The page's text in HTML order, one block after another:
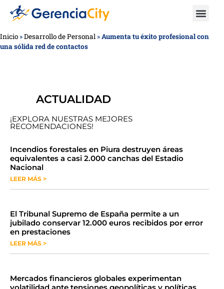
Inicio »Desarrollo de Personal »Aumenta tu éxito profesional con
una sólida red de contactos
ACTUALIDAD
¡EXPLORA NUESTRAS MEJORES
RECOMENDACIONES!
​​​​Incendios forestales en Piura destruyen áreas
equivalentes a casi 2.000 canchas del Estadio
Nacional
LEER MÁS >
​El Tribunal Supremo de España permite a un
jubilado conservar 12.000 euros recibidos por error
en prestaciones
LEER MÁS >
Mercados financieros globales experimentan